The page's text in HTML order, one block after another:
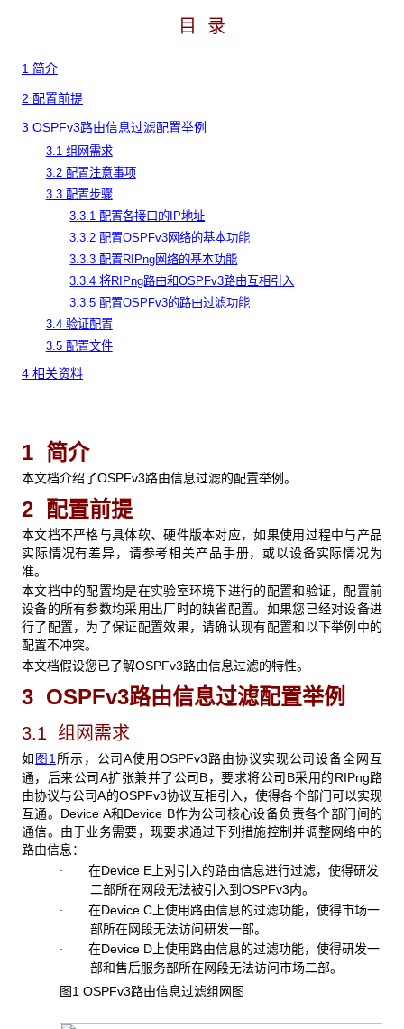
目 录
1 简介
2 配置前提
3 OSPFv3路由信息过滤配置举例
3.1 组网需求
3.2 配置注意事项
3.3 配置步骤
3.3.1 配置各接口的IP地址
3.3.2 配置OSPFv3网络的基本功能
3.3.3 配置RIPng网络的基本功能
3.3.4 将RIPng路由和OSPFv3路由互相引入
3.3.5 配置OSPFv3的路由过滤功能
3.4 验证配置
3.5 配置文件
4 相关资料
1 简介
本文档介绍了OSPFv3路由信息过滤的配置举例。
2 配置前提
本文档不严格与具体软、硬件版本对应，如果使用过程中与产品
实际情况有差异，请参考相关产品手册，或以设备实际情况为
准。
本文档中的配置均是在实验室环境下进行的配置和验证，配置前
设备的所有参数均采用出厂时的缺省配置。如果您已经对设备进
行了配置，为了保证配置效果，请确认现有配置和以下举例中的
配置不冲突。
本文档假设您已了解OSPFv3路由信息过滤的特性。
3 OSPFv3路由信息过滤配置举例
3.1 组网需求
如图1所示，公司A使用OSPFv3路由协议实现公司设备全网互
通，后来公司A扩张兼并了公司B，要求将公司B采用的RIPng路
由协议与公司A的OSPFv3协议互相引入，使得各个部门可以实现
互通。Device A和Device B作为公司核心设备负责各个部门间的
通信。由于业务需要，现要求通过下列措施控制并调整网络中的
路由信息：
·
在Device E上对引入的路由信息进行过滤，使得研发
二部所在网段无法被引入到OSPFv3内。
·
在Device C上使用路由信息的过滤功能，使得市场一
部所在网段无法访问研发一部。
·
在Device D上使用路由信息的过滤功能，使得研发一
部和售后服务部所在网段无法访问市场二部。
图1 OSPFv3路由信息过滤组网图